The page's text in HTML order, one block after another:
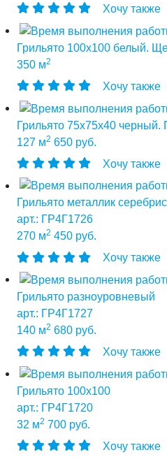
Хочу также
Грильято 100х100 белый.
350 м2
Хочу также
Грильято 75х75х40 черный.
127 м2 650 руб.
Хочу также
Грильято металлик
арт.: ГР4Г1726
270 м2 450 руб.
Хочу также
Грильято разноуровневый
арт.: ГР4Г1727
140 м2 680 руб.
Хочу также
Грильято 100х100
арт.: ГР4Г1720
32 м2 700 руб.
Хочу также